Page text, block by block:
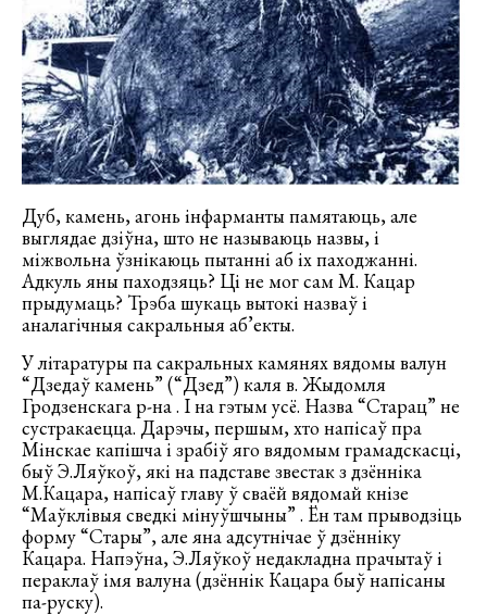
Дуб, камень, агонь інфарманты памятаюць, але
выглядае дзіўна, што не называюць назвы, і
міжвольна ўзнікаюць пытанні аб іх паходжанні.
Адкуль яны паходзяць? Ці не мог сам М. Кацар
прыдумаць? Трэба шукаць вытокі назваў і
аналагічныя сакральныя аб’екты.
У літаратуры па сакральных камянях вядомы валун
“Дзедаў камень” (“Дзед”) каля в. Жыдомля
Гродзенскага р-на . І на гэтым усё. Назва “Старац” не
сустракаецца. Дарэчы, першым, хто напісаў пра
Мінскае капішча і зрабіў яго вядомым грамадскасці,
быў Э.Ляўкоў, які на падставе звестак з дзённіка
М.Кацара, напісаў главу ў сваёй вядомай кнізе
“Маўклівыя сведкі мінуўшчыны” . Ён там прыводзіць
форму “Стары”, але яна адсутнічае ў дзённіку
Кацара. Напэўна, Э.Ляўкоў недакладна прачытаў і
пераклаў імя валуна (дзённік Кацара быў напісаны
па-руску).